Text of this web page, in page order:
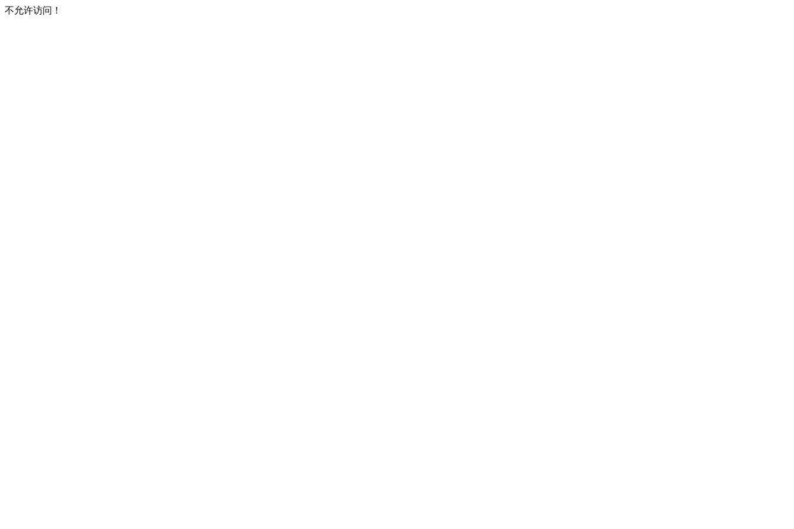
不允许访问！